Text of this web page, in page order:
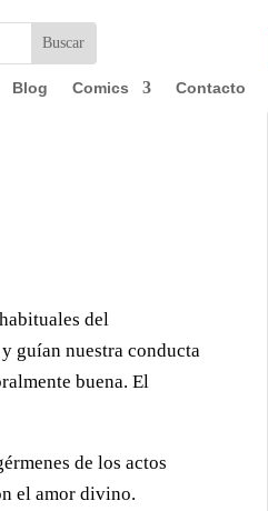
Blog Comics Contacto
del
guían nuestra conducta
buena. El
de los actos
el amor divino.